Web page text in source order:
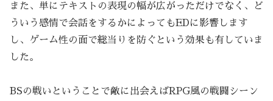
また、単にテキストの表現の幅が広がっただけでなく、ど
ういう感情で会話をするかによってもEDに影響します
し、ゲーム性の面で総当りを防ぐという効果も有していま
した。
BSの戦いということで敵に出会えばRPG風の戦闘シーン